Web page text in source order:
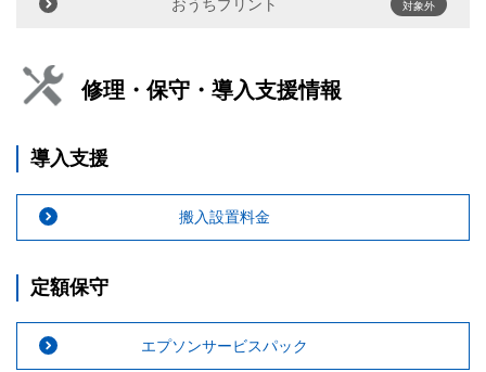
おうちプリント 対象外
修理・保守・導入支援情報
導入支援
搬入設置料金
定額保守
エプソンサービスパック